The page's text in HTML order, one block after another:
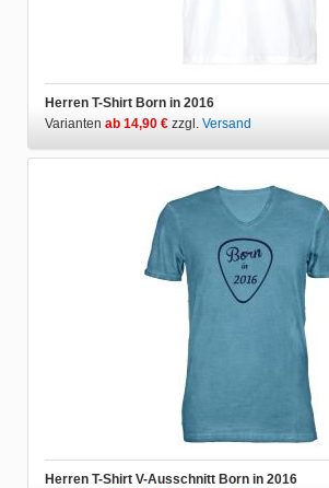
Herren T-Shirt Born in 2016
Varianten ab 14,90 € zzgl. Versand
Herren T-Shirt V-Ausschnitt Born in 2016